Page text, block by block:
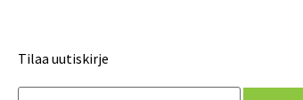
Tilaa uutiskirje